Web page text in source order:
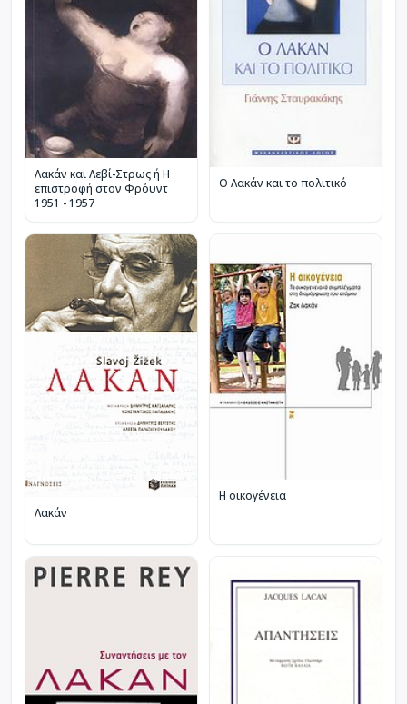
Λακάν και Λεβί-Στρως ή Η
επιστροφή στον Φρόυντ
1951 - 1957
Ο Λακάν και το πολιτικό
Λακάν
Η οικογένεια